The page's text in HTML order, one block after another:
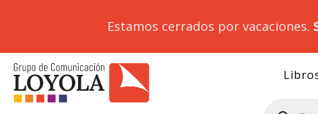
Estamos cerrados por vacaciones.